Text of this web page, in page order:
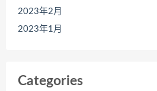
2023年2月
2023年1月
Categories